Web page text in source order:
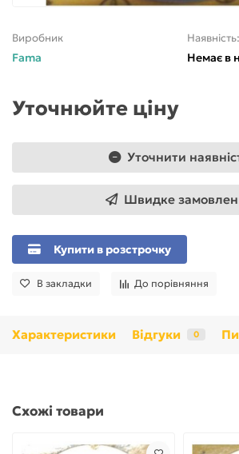
Виробник
Fama
Наявність:
Немає в
Уточнюйте ціну
Уточнити
Швидке
Купити в розстрочку
В закладки До порівняння
Характеристики Відгуки 0
Схожі товари